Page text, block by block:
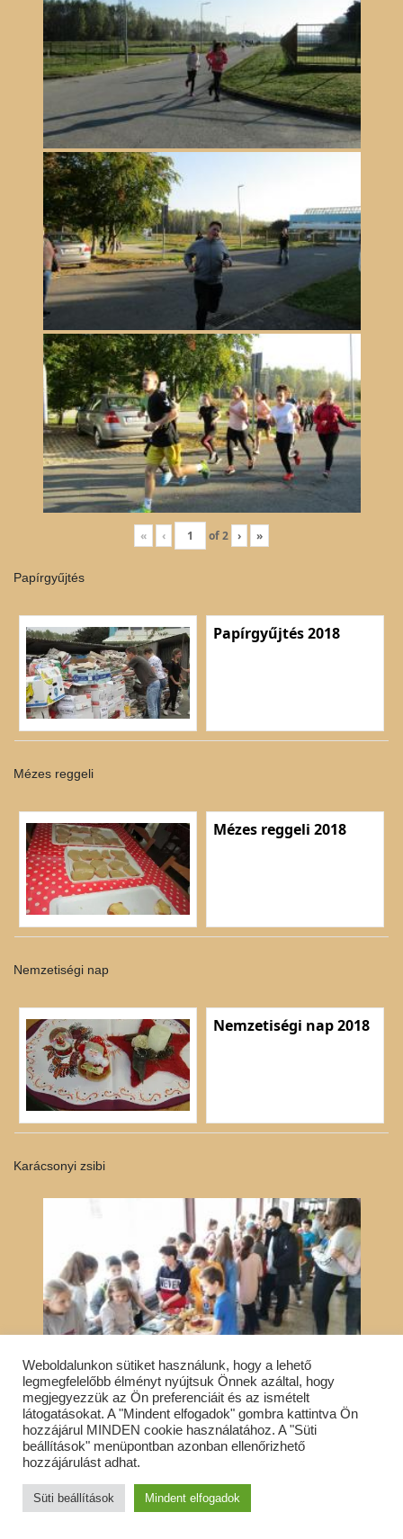
« ‹ of2 › »
Papírgyűjtés
Papírgyűjtés 2018
Mézes reggeli
Mézes reggeli 2018
Nemzetiségi nap
Nemzetiségi nap 2018
Karácsonyi zsibi
Weboldalunkon sütiket használunk, hogy a lehető
legmegfelelőbb élményt nyújtsuk Önnek azáltal, hogy
megjegyezzük az Ön preferenciáit és az ismételt
látogatásokat. A "Mindent elfogadok" gombra kattintva Ön
hozzájárul MINDEN cookie használatához. A "Süti
beállítások" menüpontban azonban ellenőrizhető
hozzájárulást adhat.
Süti beállítások Mindent elfogadok